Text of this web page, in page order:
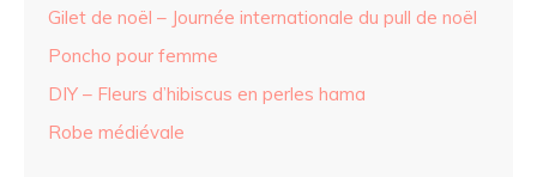
Gilet de noël – Journée internationale du pull de noël
Poncho pour femme
DIY – Fleurs d’hibiscus en perles hama
Robe médiévale